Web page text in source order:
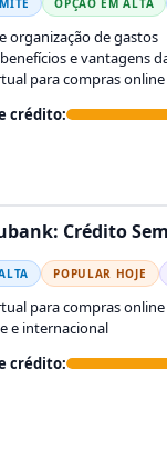
OPÇÃO EM ALTA
organização de gastos
e vantagens
para compras online
crédito:
Crédito
POPULAR HOJE
para compras online
e internacional
crédito: